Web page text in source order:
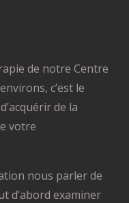
de notre Centre
c’est le
de la
votre
nous parler de
d’abord examiner